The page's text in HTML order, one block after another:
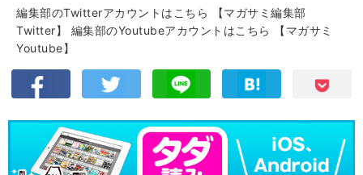
編集部のTwitterアカウントはこちら
【マガサミ編集部
Twitter】
編集部のYoutubeアカウントはこちら
【マガサミ
Youtube】